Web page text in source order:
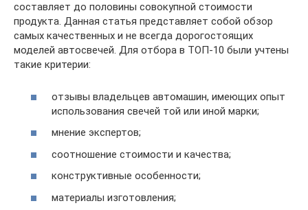
составляет до половины совокупной стоимости
продукта. Данная статья представляет собой обзор
самых качественных и не всегда дорогостоящих
моделей автосвечей. Для отбора в ТОП-10 были учтены
такие критерии:
отзывы владельцев автомашин, имеющих опыт
использования свечей той или иной марки;
мнение экспертов;
соотношение стоимости и качества;
конструктивные особенности;
материалы изготовления;